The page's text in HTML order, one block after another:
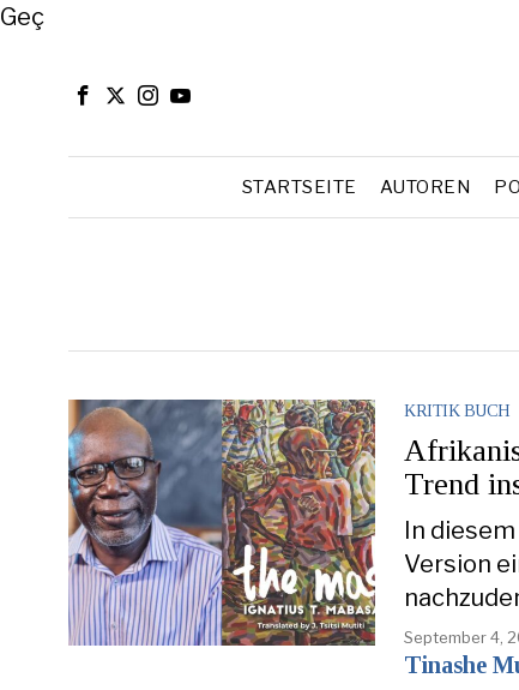
Close
Geç
STARTSEITE AUTOREN
KRITIK BUCH
Trend
In
Version
September 4,
Tinashe